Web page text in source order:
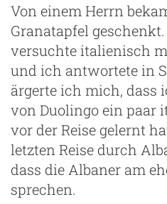
Von einem Herrn
Granatapfel
versuchte italienisch
und ich antwortete in
ärgerte ich mich,
von Duolingo ein paar
vor der Reise gelernt
letzten Reise durch
dass die Albaner am
sprechen.